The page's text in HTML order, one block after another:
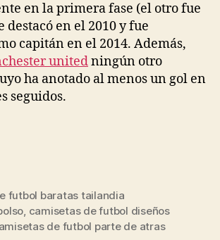
en la primera fase (el otro fue
destacó en el 2010 y fue
capitán en el 2014. Además,
unitedningún otro
ha anotado al menos un gol en
seguidos.
futbol baratas tailandia
camisetas de futbol diseños
de futbol parte de atras